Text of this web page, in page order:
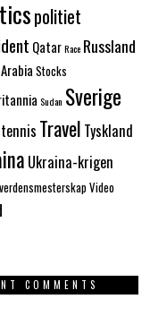
politiet
QatarRace Russland
Stocks
Sudan Sverige
tennis Travel Tyskland
Ukraina-krigen
verdensmesterskapVideo
COMMENTS